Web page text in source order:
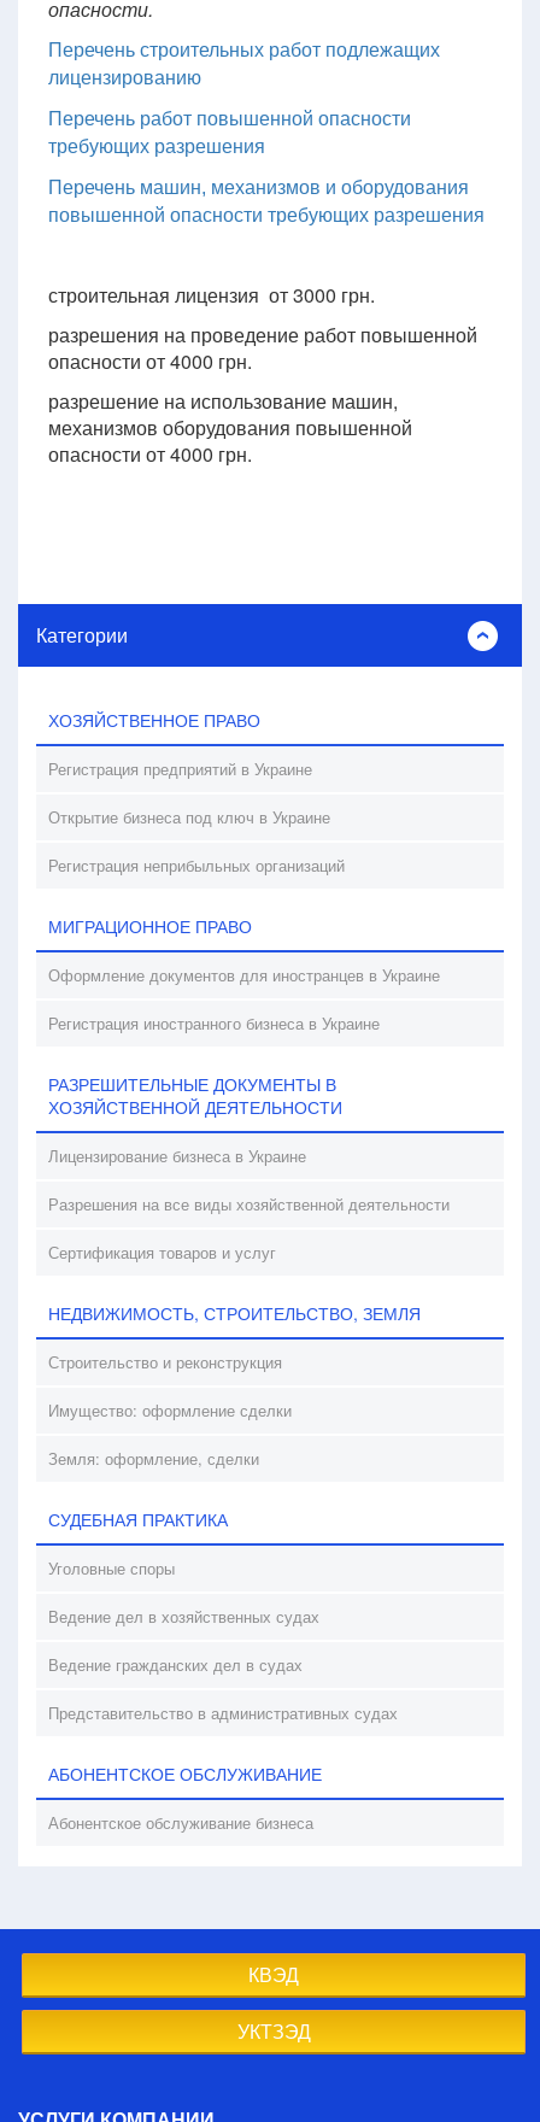
опасности.
Перечень строительных работ подлежащих
лицензированию
Перечень работ повышенной опасности
требующих разрешения
Перечень машин, механизмов и оборудования
повышенной опасности требующих разрешения
строительная лицензия от 3000 грн.
разрешения на проведение работ повышенной
опасности от 4000 грн.
разрешение на использование машин,
механизмов оборудования повышенной
опасности от 4000 грн.
Категории
ХОЗЯЙСТВЕННОЕ ПРАВО
Регистрация предприятий в Украине
Открытие бизнеса под ключ в Украине
Регистрация неприбыльных организаций
МИГРАЦИОННОЕ ПРАВО
Оформление документов для иностранцев в Украине
Регистрация иностранного бизнеса в Украине
РАЗРЕШИТЕЛЬНЫЕ ДОКУМЕНТЫ В
ХОЗЯЙСТВЕННОЙ ДЕЯТЕЛЬНОСТИ
Лицензирование бизнеса в Украине
Разрешения на все виды хозяйственной деятельности
Сертификация товаров и услуг
НЕДВИЖИМОСТЬ, СТРОИТЕЛЬСТВО, ЗЕМЛЯ
Строительство и реконструкция
Имущество: оформление сделки
Земля: оформление, сделки
СУДЕБНАЯ ПРАКТИКА
Уголовные споры
Ведение дел в хозяйственных судах
Ведение гражданских дел в судах
Представительство в административных судах
АБОНЕНТСКОЕ ОБСЛУЖИВАНИЕ
Абонентское обслуживание бизнеса
КВЭД
УКТЗЭД